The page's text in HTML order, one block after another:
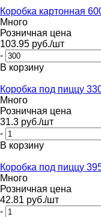
Коробка картонная
Много
Розничная цена
103.95 руб./шт
-
В корзину
Коробка под пиццу
Много
Розничная цена
31.3 руб./шт
-
В корзину
Коробка под пиццу
Много
Розничная цена
42.81 руб./шт
-